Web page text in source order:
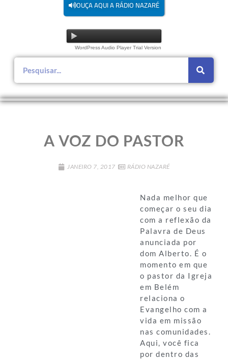
OUÇA AQUI A RÁDIO NAZARÉ
WordPress Audio Player Trial Version
A VOZ DO PASTOR
JANEIRO 7, 2017 RÁDIO NAZARÉ
Nada melhor que
começar o seu dia
com a reflexão da
Palavra de Deus
anunciada por
dom Alberto. É o
momento em que
o pastor da Igreja
em Belém
relaciona o
Evangelho com a
vida em missão
nas comunidades.
Aqui, você fica
por dentro das